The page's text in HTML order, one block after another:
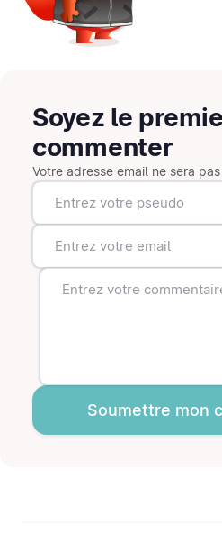
Soyez le
commenter
Votre adresse email ne sera
Soumettre mon